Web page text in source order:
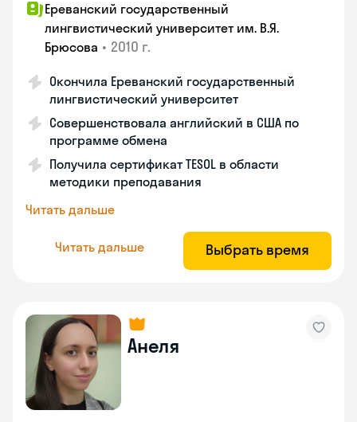
Ереванский государственный
лингвистический университет им. В.Я.
Брюсова • 2010 г.
Окончила Ереванский государственный
лингвистический университет
Совершенствовала английский в США по
программе обмена
Получила сертификат TESOL в области
методики преподавания
Читать дальше
Читать дальше Выбрать время
Анеля